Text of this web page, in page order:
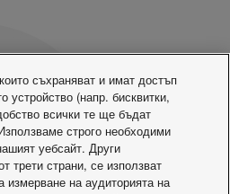
съхраняват и имат достъп
(напр. бисквитки,
всички те ще бъдат
строго необходими
уебсайт. Други
трети страни, се използват
на аудиторията на